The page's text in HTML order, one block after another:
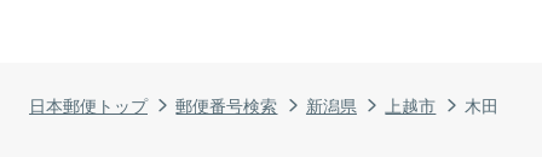
日本郵便トップ 郵便番号検索 新潟県 上越市 木田